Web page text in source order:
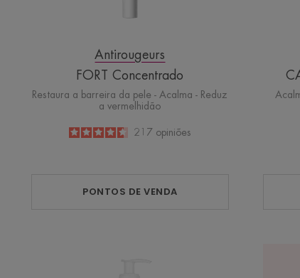
Antirougeurs
FORT Concentrado
Restaura a barreira da pele - Acalma - Reduz
a vermelhidão
4.6
/
5
217 opiniões
PONTOS DE VENDA